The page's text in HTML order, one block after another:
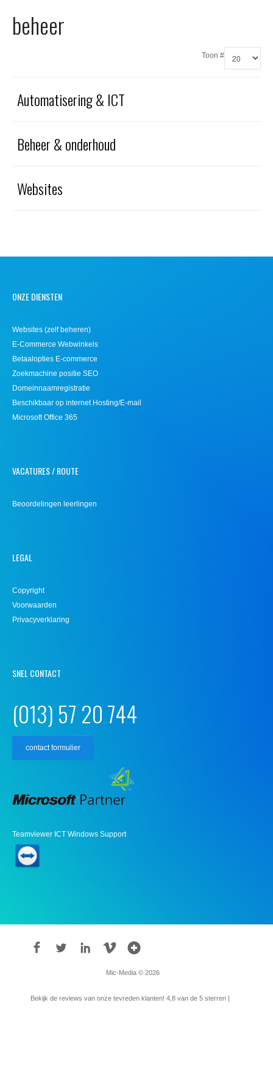
Domeinnaam registreren
beheer
Toon #
Automatisering & ICT
Beheer & onderhoud
Websites
ONZE DIENSTEN
Websites (zelf beheren)
E-Commerce Webwinkels
Betaalopties E-commerce
Zoekmachine positie SEO
Domeinnaamregistratie
Beschikbaar op internet Hosting/E-mail
Microsoft Office 365
VACATURES / ROUTE
Beoordelingen leerlingen
LEGAL
Copyright
Voorwaarden
Privacyverklaring
SNEL CONTACT
(013) 57 20 744
contact formulier
Teamviewer ICT Windows Support
Mic-Media © 2026
Bekijk de reviews van onze tevreden klanten! 4,8 van de 5 sterren |